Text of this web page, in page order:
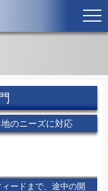
のニーズに対応
ードまで、途中の開